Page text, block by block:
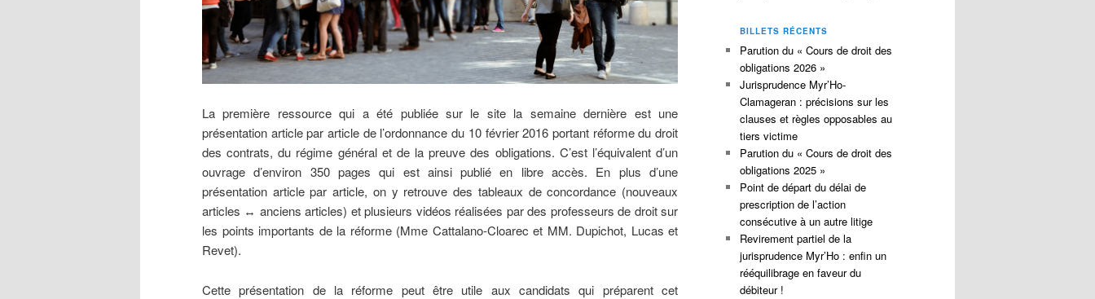
La première ressource qui a été publiée sur le site la semaine dernière est une
présentation article par article de l’ordonnance du 10 février 2016 portant réforme du droit
des contrats, du régime général et de la preuve des obligations. C’est l’équivalent d’un
ouvrage d’environ 350 pages qui est ainsi publié en libre accès. En plus d’une
présentation article par article, on y retrouve des tableaux de concordance (nouveaux
articles ↔ anciens articles) et plusieurs vidéos réalisées par des professeurs de droit sur
les points importants de la réforme (Mme Cattalano-Cloarec et MM. Dupichot, Lucas et
Revet).
Cette présentation de la réforme peut être utile aux candidats qui préparent cet
BILLETS RÉCENTS
Parution du « Cours de droit des
obligations 2026 »
Jurisprudence Myr’Ho-
Clamageran : précisions sur les
clauses et règles opposables au
tiers victime
Parution du « Cours de droit des
obligations 2025 »
Point de départ du délai de
prescription de l’action
consécutive à un autre litige
Revirement partiel de la
jurisprudence Myr’Ho : enfin un
rééquilibrage en faveur du
débiteur !